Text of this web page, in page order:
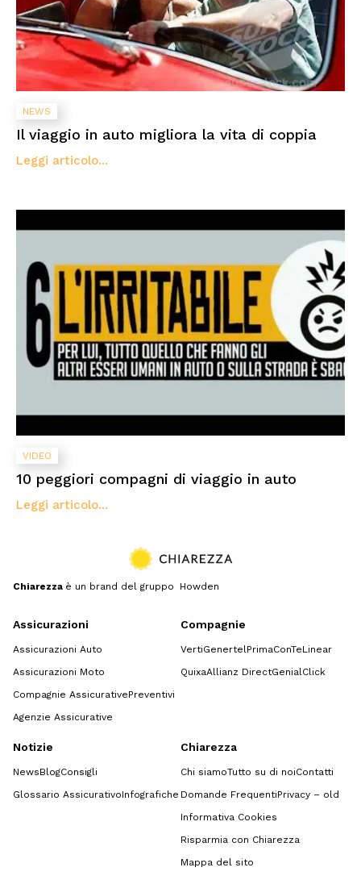
NEWS
Il viaggio in auto migliora la vita di coppia
Leggi articolo...
VIDEO
10 peggiori compagni di viaggio in auto
Leggi articolo...
Chiarezza è un brand del gruppo Howden
Assicurazioni
Assicurazioni Auto
Assicurazioni Moto
Compagnie AssicurativePreventivi
Agenzie Assicurative
Compagnie
VertiGenertel PrimaConTeLinear
QuixaAllianz DirectGenialClick
Notizie
NewsBlogConsigli
Glossario AssicurativoInfografiche
Chiarezza
Chi siamoTutto su di noiContatti
Domande FrequentiPrivacy – old
Informativa Cookies
Risparmia con Chiarezza
Mappa del sito